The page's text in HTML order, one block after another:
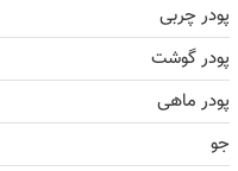
پودر چربی
پودر گوشت
پودر ماهی
جو